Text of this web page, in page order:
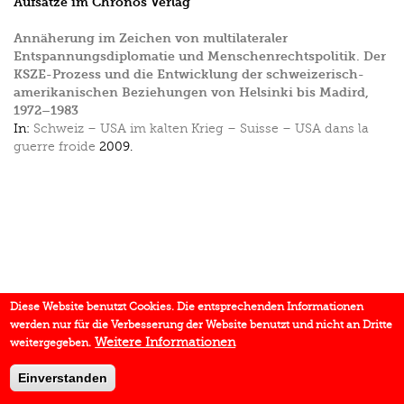
Annäherung im Zeichen von multilateraler
Entspannungsdiplomatie und Menschenrechtspolitik. Der
KSZE-Prozess und die Entwicklung der schweizerisch-
amerikanischen Beziehungen von Helsinki bis Madird,
1972–1983
In: Schweiz – USA im kalten Krieg – Suisse – USA dans la
guerre froide 2009.
Diese Website benutzt Cookies. Die entsprechenden Informationen
werden nur für die Verbesserung der Website benutzt und nicht an Dritte
weitergegeben. Weitere Informationen
Einverstanden